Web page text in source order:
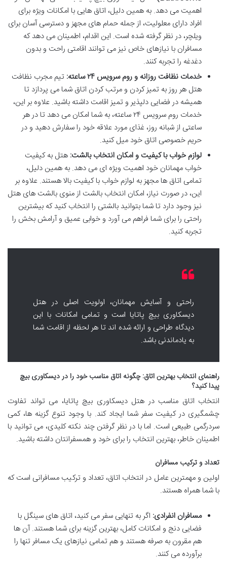
اهمیت می دهد. به همین دلیل، اتاق هایی با امکانات ویژه برای
افراد دارای معلولیت، از جمله حمام های مجهز و دسترسی آسان برای
ویلچر، در نظر گرفته شده است. این اقدام، اطمینان می دهد که
مسافران با نیازهای خاص نیز می توانند اقامتی راحت و بدون
دغدغه را تجربه کنند.
خدمات نظافت روزانه و روم سرویس ۲۴ ساعته:
تیم مجرب نظافت
هتل هر روز به تمیز کردن و مرتب کردن اتاق شما می پردازد تا
همیشه در فضایی دلپذیر و تمیز اقامت داشته باشید. علاوه بر این،
خدمات روم سرویس ۲۴ ساعته، به شما امکان می دهد تا در هر
ساعتی از شبانه روز، غذای مورد علاقه خود را سفارش دهید و در
حریم خصوصی اتاق خود میل کنید.
لوازم خواب با کیفیت و امکان انتخاب بالشت: هتل به کیفیت
خواب مهمانان خود اهمیت ویژه ای می دهد. به همین دلیل،
تمامی اتاق ها مجهز به لوازم خواب با کیفیت بالا هستند. علاوه بر
این، در صورت نیاز، امکان انتخاب بالشت از منوی بالشت های هتل
نیز وجود دارد تا شما بتوانید بالشتی را انتخاب کنید که بیشترین
راحتی را برای شما فراهم می آورد و خوابی عمیق و آرامش بخش را
تجربه کنید.
راحتی و آسایش مهمانان، اولویت اصلی در هتل
دیسکاوری بیچ پاتایا است و تمامی امکانات با این
دیدگاه طراحی و ارائه شده اند تا هر لحظه از اقامت شما
به یادماندنی باشد.
راهنمای انتخاب بهترین اتاق: چگونه اتاق مناسب خود را در دیسکاوری بیچ
پیدا کنید؟
انتخاب اتاق مناسب در هتل دیسکاوری بیچ پاتایا، می تواند تفاوت
چشمگیری در کیفیت سفر شما ایجاد کند. با وجود تنوع گزینه ها، کمی
سردرگمی طبیعی است. اما با در نظر گرفتن چند نکته کلیدی، می توانید با
اطمینان خاطر، بهترین انتخاب را برای خود و همسفرانتان داشته باشید.
تعداد و ترکیب مسافران
اولین و مهمترین عامل در انتخاب اتاق، تعداد و ترکیب مسافرانی است که
با شما همراه هستند.
مسافران انفرادی: اگر به تنهایی سفر می کنید، اتاق های سینگل با
فضایی دنج و امکانات کامل، بهترین گزینه برای شما هستند. آن ها
هم مقرون به صرفه هستند و هم تمامی نیازهای یک مسافر تنها را
برآورده می کنند.